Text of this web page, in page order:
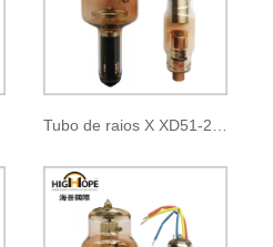
Tubo de raios X XD51-20, 40/100